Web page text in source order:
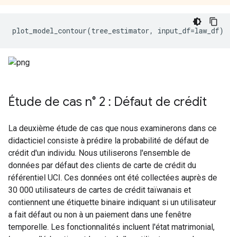
plot_model_contour(tree_estimator, input_df=law_df)
Étude de cas n° 2 : Défaut de crédit
La deuxième étude de cas que nous examinerons dans ce
didacticiel consiste à prédire la probabilité de défaut de
crédit d'un individu. Nous utiliserons l'ensemble de
données par défaut des clients de carte de crédit du
référentiel UCI. Ces données ont été collectées auprès de
30 000 utilisateurs de cartes de crédit taïwanais et
contiennent une étiquette binaire indiquant si un utilisateur
a fait défaut ou non à un paiement dans une fenêtre
temporelle. Les fonctionnalités incluent l'état matrimonial,